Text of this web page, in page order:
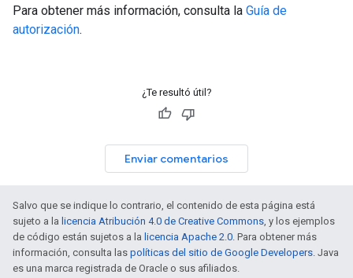
Para obtener más información, consulta la Guía de
autorización.
¿Te resultó útil?
Enviar comentarios
Salvo que se indique lo contrario, el contenido de esta página está
sujeto a la licencia Atribución 4.0 de Creative Commons, y los ejemplos
de código están sujetos a la licencia Apache 2.0. Para obtener más
información, consulta las políticas del sitio de Google Developers. Java
es una marca registrada de Oracle o sus afiliados.